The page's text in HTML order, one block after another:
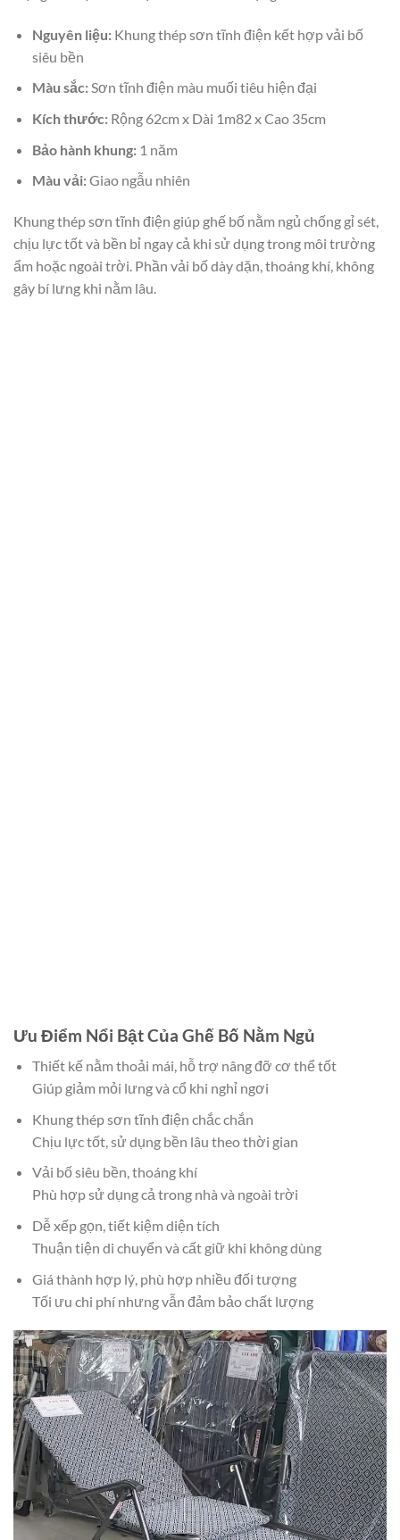
Nguyên liệu:Khung thép sơn tĩnh điện kết hợp vải bố
siêu bền
Màu sắc:Sơn tĩnh điện màu muối tiêu hiện đại
Kích thước:Rộng 62cm x Dài 1m82 x Cao 35cm
Bảo hành khung:1 năm
Màu vải:Giao ngẫu nhiên
Khung thép sơn tĩnh điện giúp ghế bố nằm ngủ chống gỉ sét,
chịu lực tốt và bền bỉ ngay cả khi sử dụng trong môi trường
ẩm hoặc ngoài trời. Phần vải bố dày dặn, thoáng khí, không
gây bí lưng khi nằm lâu.
Ưu Điểm Nổi Bật Của Ghế Bố Nằm Ngủ
Thiết kế nằm thoải mái, hỗ trợ nâng đỡ cơ thể tốt
Giúp giảm mỏi lưng và cổ khi nghỉ ngơi
Khung thép sơn tĩnh điện chắc chắn
Chịu lực tốt, sử dụng bền lâu theo thời gian
Vải bố siêu bền, thoáng khí
Phù hợp sử dụng cả trong nhà và ngoài trời
Dễ xếp gọn, tiết kiệm diện tích
Thuận tiện di chuyển và cất giữ khi không dùng
Giá thành hợp lý, phù hợp nhiều đối tượng
Tối ưu chi phí nhưng vẫn đảm bảo chất lượng